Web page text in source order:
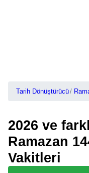
Tarih Dönüştürücü
2026 ve
Ramazan
Vakitleri